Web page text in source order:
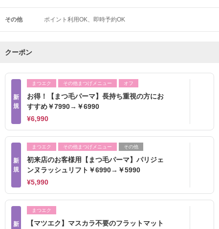
その他 ポイント利用OK 即時予約OK
クーポン
新
規
まつエク その他まつげメニュー オフ
お得！【まつ毛パーマ】長持ち重視の方にお
すすめ￥7990→￥6990
¥6,990
新
規
まつエク その他まつげメニュー その他
初来店のお客様用【まつ毛パーマ】パリジェ
ンヌラッシュリフト￥6990→￥5990
¥5,990
新
まつエク
【マツエク】マスカラ不要のフラットマット